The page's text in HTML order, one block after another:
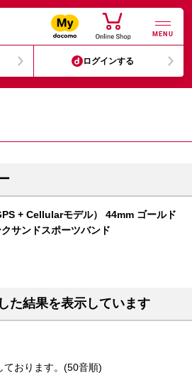
MENU
ログインする
+ Cellularモデル） 44mm ゴールド
サンドスポーツバンド
た結果を表示しています
ております。(50音順)